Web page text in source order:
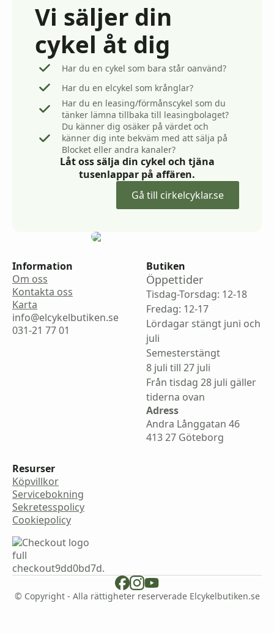
Vi säljer din
cykel åt dig
Har du en cykel som bara står oanvänd?
Har du en elcykel som krånglar?
Har du en leasing/förmånscykel som du
tänker lämna tillbaka till leasingbolaget?
Du känner dig osäker på värdet och
känner dig inte bekväm med att sälja på
Blocket eller andra kanaler?
Låt oss sälja din cykel och tjäna
tusenlappar på affären.
Gå till cirkelcyklar.se
Information
Om oss
Kontakta oss
Karta
info@elcykelbutiken.se
031-21 77 01
Butiken
Öppettider
Tisdag-Torsdag: 12-18
Fredag: 12-17
Lördagar stängt juni och
juli
Semesterstängt
8 juli till 27 juli
Från tisdag 28 juli gäller
tiderna ovan
Adress
Andra Långgatan 46
413 27 Göteborg
Resurser
Köpvillkor
Servicebokning
Sekretesspolicy
Cookiepolicy
© Copyright - Alla rättigheter reserverade Elcykelbutiken.se